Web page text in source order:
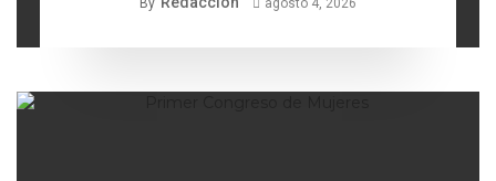
By agosto 4, 2026